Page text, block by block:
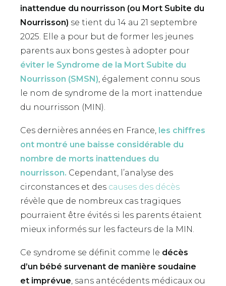
inattendue du nourrisson (ou Mort Subite du
Nourrisson) se tient du 14 au 21 septembre
2025. Elle a pour but de former les jeunes
parents aux bons gestes à adopter pour
éviter le Syndrome de la Mort Subite du
Nourrisson (SMSN), également connu sous
le nom de syndrome de la mort inattendue
du nourrisson (MIN).
Ces dernières années en France, les chiffres
ont montré une baisse considérable du
nombre de morts inattendues du
nourrisson. Cependant, l’analyse des
circonstances et des causes des décès
révèle que de nombreux cas tragiques
pourraient être évités si les parents étaient
mieux informés sur les facteurs de la MIN.
Ce syndrome se définit comme le décès
d’un bébé survenant de manière soudaine
et imprévue , sans antécédents médicaux ou